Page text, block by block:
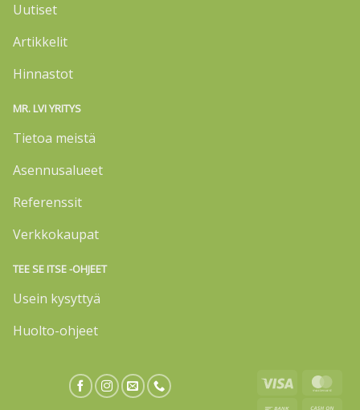
Uutiset
Artikkelit
Hinnastot
MR. LVI YRITYS
Tietoa meistä
Asennusalueet
Referenssit
Verkkokaupat
TEE SE ITSE -OHJEET
Usein kysyttyä
Huolto-ohjeet
Visa